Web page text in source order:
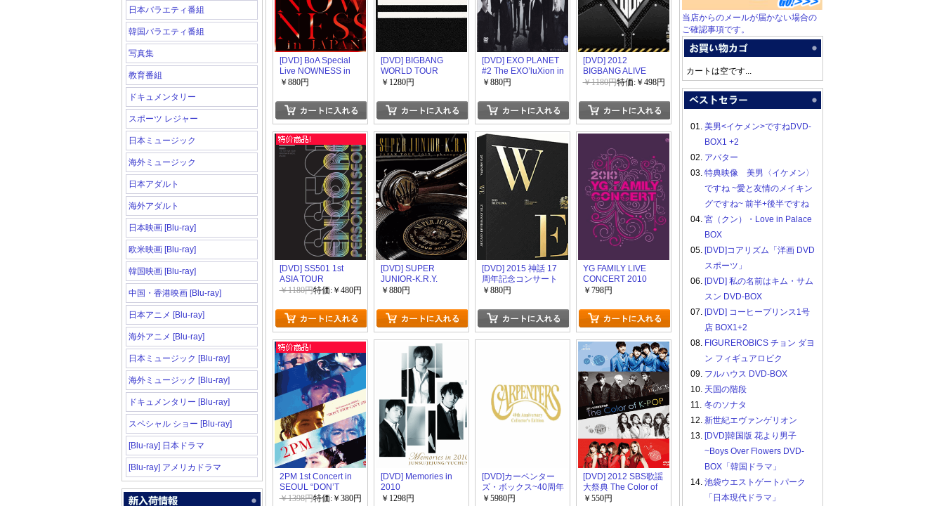
日本バラエティ番組
韓国バラエティ番組
写真集
教育番組
ドキュメンタリー
スポーツ レジャー
日本ミュージック
海外ミュージック
日本アダルト
海外アダルト
日本映画 [Blu-ray]
欧米映画 [Blu-ray]
韓国映画 [Blu-ray]
中国・香港映画 [Blu-ray]
日本アニメ [Blu-ray]
海外アニメ [Blu-ray]
日本ミュージック [Blu-ray]
海外ミュージック [Blu-ray]
ドキュメンタリー [Blu-ray]
スペシャル ショー [Blu-ray]
[Blu-ray] 日本ドラマ
[Blu-ray] アメリカドラマ
[DVD] BoA Special
Live NOWNESS in
JAPAN
￥880円
[DVD] BIGBANG
WORLD TOUR
2015~2016 [MADE]
限定版)
￥1280円
[DVD] EXO PLANET
#2 The EXO’luXion in
Seoul (初回生産限定
￥880円
[DVD] 2012
BIGBANG ALIVE
TOUR IN SEOUL
￥1180円特価:￥498円
[DVD] SS501 1st
ASIA TOUR
PERSONA IN SEOUL
￥1180円特価:￥480円
[DVD] SUPER
JUNIOR-K.R.Y.
JAPAN TOUR 2015
￥880円
[DVD] 2015 神話 17
周年記念コンサート
We
￥880円
YG FAMILY LIVE
CONCERT 2010
￥798円
2PM 1st Concert in
SEOUL “DON’T
STOP CAN’T STOP”
￥1398円特価:￥380円
[DVD] Memories in
2010
￥1298円
[DVD]カーペンター
ズ・ボックス~40周年
記念コレクターズ・
￥5980円
[DVD] 2012 SBS歌謡
大祭典 The Color of
K-POP
￥550円
当店からのメールが届かない場合の
ご確認事項です。
カートは空です...
01. 美男<イケメン>ですねDVD-
BOX1 +2
02. アバター
03. 特典映像 美男〈イケメン〉
ですね ~愛と友情のメイキン
グですね~ 前半+後半ですね
04. 宮（クン）・Love in Palace
BOX
05. [DVD]コアリズム「洋画 DVD
スポーツ」
06. [DVD] 私の名前はキム・サム
スン DVD-BOX
07. [DVD] コーヒープリンス1号
店 BOX1+2
08. FIGUREROBICS チョン ダヨ
ン フィギュアロビク
09. フルハウス DVD-BOX
10. 天国の階段
11. 冬のソナタ
12. 新世紀エヴァンゲリオン
13. [DVD]韓国版 花より男子
~Boys Over Flowers DVD-
BOX「韓国ドラマ」
14. 池袋ウエストゲートパーク
「日本現代ドラマ」